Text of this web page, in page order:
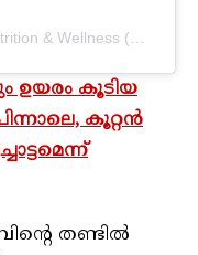
ഉയരം കൂടിയ
കൂറ്റൻ
തണ്ടിൽ